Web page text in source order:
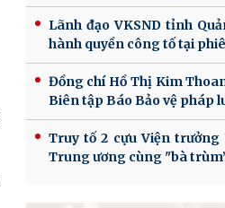
Lãnh đạo VKSND tỉnh
hành quyền công tố tại
Đồng chí Hồ Thị Kim
Biên tập Báo Bảo vệ pháp
Truy tố 2 cựu Viện
Trung ương cùng "bà